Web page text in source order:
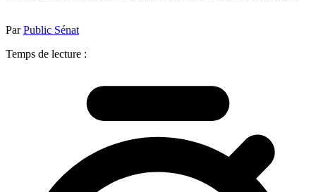
ParPublic Sénat
Temps de lecture :